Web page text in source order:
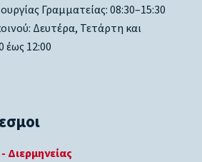
Γραμματείας: 08:30–15:30
Δευτέρα, Τετάρτη και
έως 12:00
Διερμηνείας